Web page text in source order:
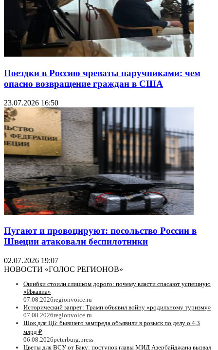
Поездки в Россию чреваты наручниками: чем
опасно возвращение граждан в США
23.07.2026 16:50
Пугают и провоцируют: посольство России в
Швеции атаковали беспилотники
02.07.2026 19:07
НОВОСТИ «ГОЛОС РЕГИОНОВ»
Ошибки стоили слишком дорого: почему власти спасают успешную
«Ижавиа»
07.08.2026regionvoice.ru
Исторический запрет: Трамп объявил войну «родильному туризму»
07.08.2026regionvoice.ru
Шок для ЦБ: бывшего зампреда объявили в розыск по делу о 4,3
млрд ₽
06.08.2026peterburg.press
Цветы для ВСУ от Баку: поступок главы МИД Азербайджана вызвал